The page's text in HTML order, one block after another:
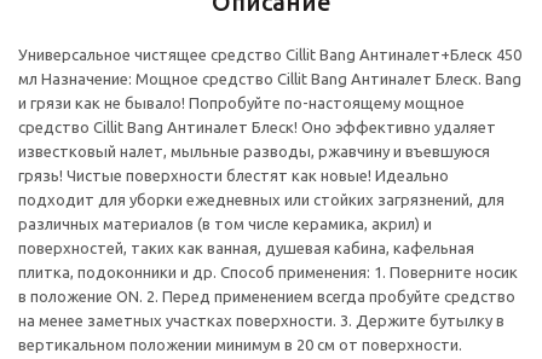
Универсальное чистящее средство Cillit Bang Антиналет+Блеск 450
мл Назначение: Мощное средство Cillit Bang Антиналет Блеск. Bang
и грязи как не бывало! Попробуйте по-настоящему мощное
средство Cillit Bang Антиналет Блеск! Оно эффективно удаляет
известковый налет, мыльные разводы, ржавчину и въевшуюся
грязь! Чистые поверхности блестят как новые! Идеально
подходит для уборки ежедневных или стойких загрязнений, для
различных материалов (в том числе керамика, акрил) и
поверхностей, таких как ванная, душевая кабина, кафельная
плитка, подоконники и др. Способ применения: 1. Поверните носик
в положение ON. 2. Перед применением всегда пробуйте средство
на менее заметных участках поверхности. 3. Держите бутылку в
вертикальном положении минимум в 20 см от поверхности.